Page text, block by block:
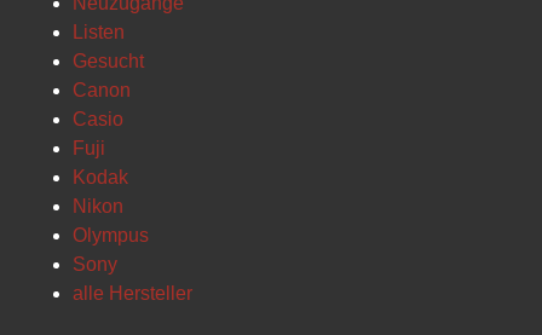
Listen
Gesucht
Canon
Casio
Fuji
Kodak
Nikon
Olympus
Sony
alle Hersteller